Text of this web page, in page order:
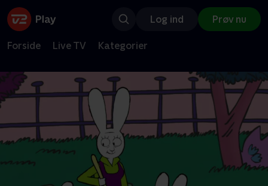
Log ind Prøv nu
Forside Live TV Kategorier